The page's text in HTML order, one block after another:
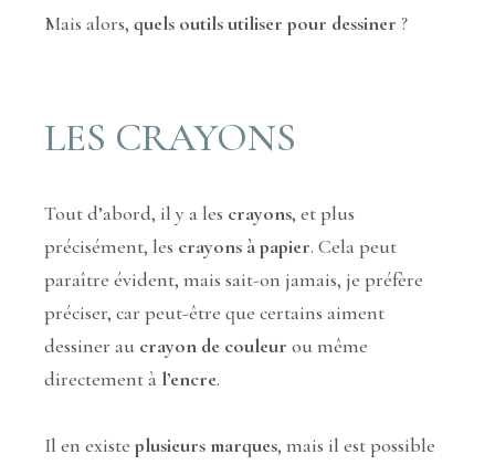
Mais alors, quels outils utiliser pour dessiner ?
LES CRAYONS
Tout d’abord, il y a les crayons, et plus
précisément, les crayons à papier. Cela peut
paraître évident, mais sait-on jamais, je préfère
préciser, car peut-être que certains aiment
dessiner au crayon de couleur ou même
directement à l’encre.
Il en existeplusieurs marques, mais il est possible